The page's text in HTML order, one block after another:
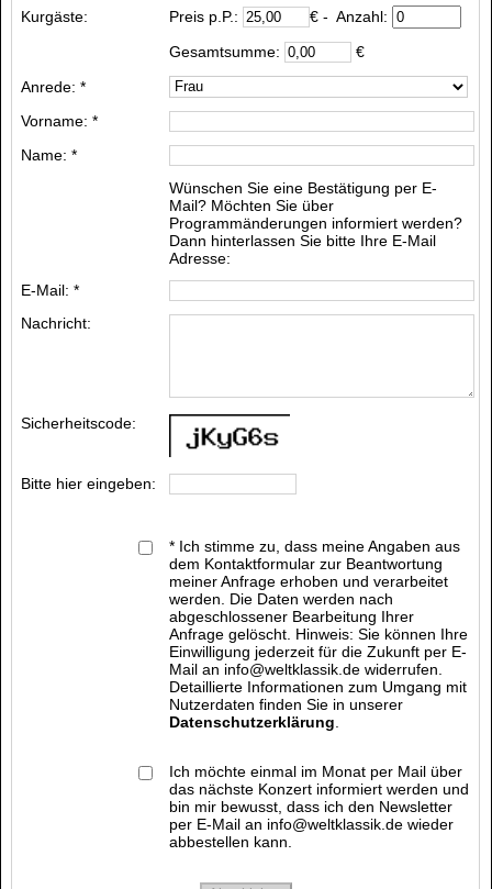
Kurgäste: Preis p.P.: € - Anzahl:
Gesamtsumme:
€
Anrede: *
Vorname: *
Name: *
Wünschen Sie eine Bestätigung per E-
Mail? Möchten Sie über
Programmänderungen informiert werden?
Dann hinterlassen Sie bitte Ihre E-Mail
Adresse:
E-Mail: *
Nachricht:
Sicherheitscode:
Bitte hier eingeben:
* Ich stimme zu, dass meine Angaben aus
dem Kontaktformular zur Beantwortung
meiner Anfrage erhoben und verarbeitet
werden. Die Daten werden nach
abgeschlossener Bearbeitung Ihrer
Anfrage gelöscht. Hinweis: Sie können Ihre
Einwilligung jederzeit für die Zukunft per E-
Mail an info@weltklassik.de widerrufen.
Detaillierte Informationen zum Umgang mit
Nutzerdaten finden Sie in unserer
Datenschutzerklärung
Ich möchte einmal im Monat per Mail über
das nächste Konzert informiert werden und
bin mir bewusst, dass ich den Newsletter
per E-Mail an info@weltklassik.de wieder
abbestellen kann.